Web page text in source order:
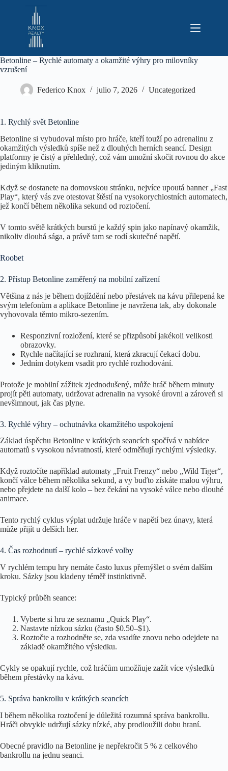
Betonline – Rychlé automaty a okamžité výhry pro milovníky
vzrušení
Federico Knox julio 7, 2026 Uncategorized
1. Rychlý svět Betonline
Betonline si vybudoval místo pro hráče, kteří touží po adrenalinu z
okamžitých výsledků spíše než z dlouhých herních seancí. Design
platformy je čistý a přehledný, což vám umožní skočit rovnou do akce
jediným kliknutím.
Když se dostanete na domovskou stránku, nejvíce upoutá banner „Fast
Play“, který vás zve otestovat štěstí na vysokorychlostních automatech,
jež končí během několika sekund od roztočení.
V tomto světě krátkých burstů je každý spin jako napínavý okamžik,
nikoliv dlouhá sága, a právě tam se rodí skutečné napětí.
Roobet
2. Přístup Betonline zaměřený na mobilní zařízení
Většina z nás je během dojíždění nebo přestávek na kávu přilepená ke
svým telefonům a aplikace Betonline je navržena tak, aby dokonale
vyhovovala těmto mikro‑sezením.
Responzivní rozložení, které se přizpůsobí jakékoli velikosti
obrazovky.
Rychle načítající se rozhraní, která zkracují čekací dobu.
Jedním dotykem vsadit pro rychlé rozhodování.
Protože je mobilní zážitek zjednodušený, může hráč během minuty
projít pěti automaty, udržovat adrenalin na vysoké úrovni a zároveň si
nevšimnout, jak čas plyne.
3. Rychlé výhry – ochutnávka okamžitého uspokojení
Základ úspěchu Betonline v krátkých seancích spočívá v nabídce
automatů s vysokou návratností, které odměňují rychlými výsledky.
Když roztočíte například automaty „Fruit Frenzy“ nebo „Wild Tiger“,
končí válce během několika sekund, a vy buďto získáte malou výhru,
nebo přejdete na další kolo – bez čekání na vysoké válce nebo dlouhé
animace.
Tento rychlý cyklus výplat udržuje hráče v napětí bez únavy, která
může přijít u delších her.
4. Čas rozhodnutí – rychlé sázkové volby
V rychlém tempu hry nemáte často luxus přemýšlet o svém dalším
kroku. Sázky jsou kladeny téměř instinktivně.
Typický průběh seance:
Vyberte si hru ze seznamu „Quick Play“.
Nastavte nízkou sázku (často $0.50–$1).
Roztočte a rozhodněte se, zda vsadíte znovu nebo odejdete na
základě okamžitého výsledku.
Cykly se opakují rychle, což hráčům umožňuje zažít více výsledků
během přestávky na kávu.
5. Správa bankrollu v krátkých seancích
I během několika roztočení je důležitá rozumná správa bankrollu.
Hráči obvykle udržují sázky nízké, aby prodloužili dobu hraní.
Obecné pravidlo na Betonline je nepřekročit 5 % z celkového
bankrollu na jednu seanci.